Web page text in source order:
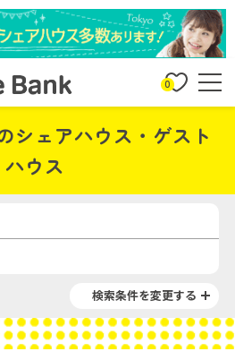
0
シェアハウス・ゲスト
ハウス
検索条件を変更する